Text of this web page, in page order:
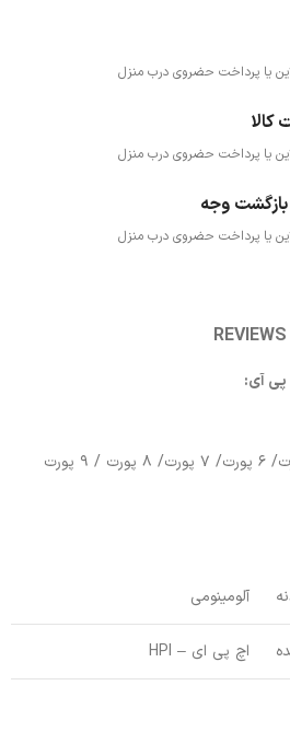
یا پرداخت حضروی درب منزل
یا پرداخت حضروی درب منزل
یا پرداخت حضروی درب منزل
آلومینومی
اچ پی ای – HPI